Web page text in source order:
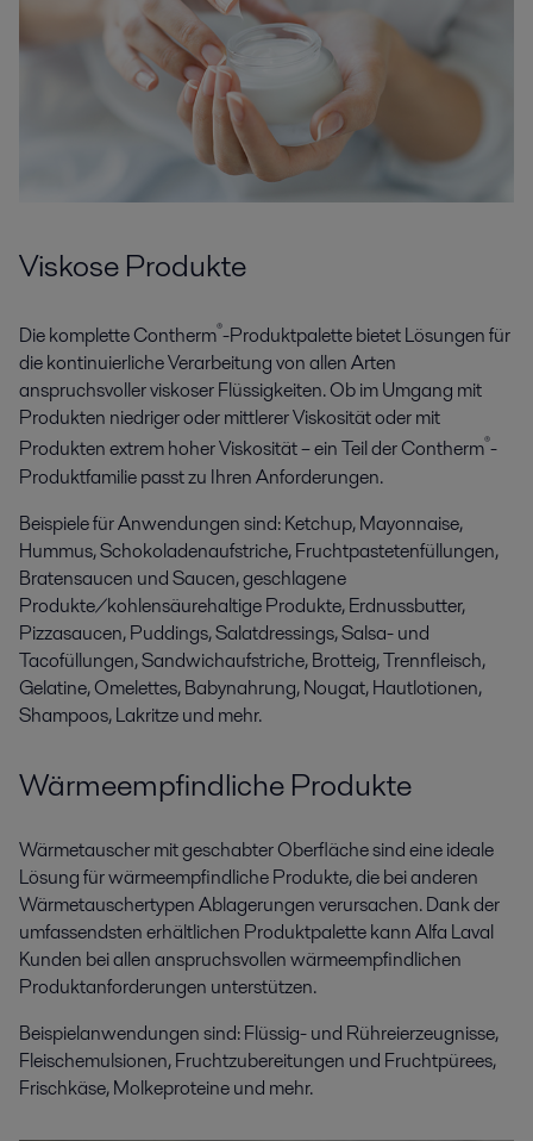
Viskose Produkte
Die komplette Contherm®-Produktpalette bietet Lösungen für
die kontinuierliche Verarbeitung von allen Arten
anspruchsvoller viskoser Flüssigkeiten. Ob im Umgang mit
Produkten niedriger oder mittlerer Viskosität oder mit
Produkten extrem hoher Viskosität – ein Teil der Contherm®-
Produktfamilie passt zu Ihren Anforderungen.
Beispiele für Anwendungen sind: Ketchup, Mayonnaise,
Hummus, Schokoladenaufstriche, Fruchtpastetenfüllungen,
Bratensaucen und Saucen, geschlagene
Produkte/kohlensäurehaltige Produkte, Erdnussbutter,
Pizzasaucen, Puddings, Salatdressings, Salsa- und
Tacofüllungen, Sandwichaufstriche, Brotteig, Trennfleisch,
Gelatine, Omelettes, Babynahrung, Nougat, Hautlotionen,
Shampoos, Lakritze und mehr.
Wärmeempfindliche Produkte
Wärmetauscher mit geschabter Oberfläche sind eine ideale
Lösung für wärmeempfindliche Produkte, die bei anderen
Wärmetauschertypen Ablagerungen verursachen. Dank der
umfassendsten erhältlichen Produktpalette kann Alfa Laval
Kunden bei allen anspruchsvollen wärmeempfindlichen
Produktanforderungen unterstützen.
Beispielanwendungen sind: Flüssig- und Rühreierzeugnisse,
Fleischemulsionen, Fruchtzubereitungen und Fruchtpürees,
Frischkäse, Molkeproteine und mehr.